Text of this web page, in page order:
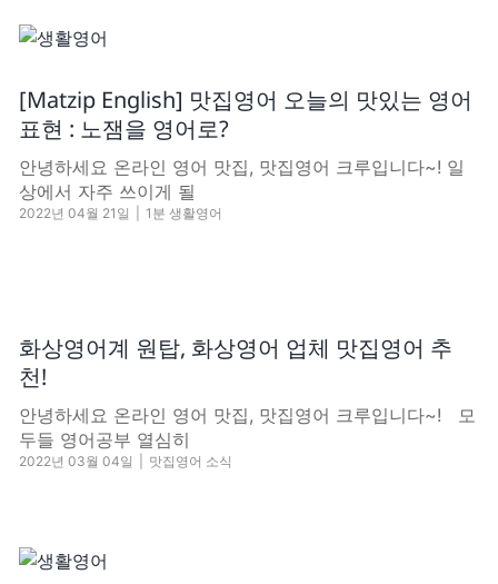
[Matzip English] 맛집영어 오늘의 맛있는 영어
표현 : 노잼을 영어로?
안녕하세요 온라인 영어 맛집, 맛집영어 크루입니다~! 일
상에서 자주 쓰이게 될
2022년 04월 21일 1분 생활영어
화상영어계 원탑, 화상영어 업체 맛집영어 추
천!
안녕하세요 온라인 영어 맛집, 맛집영어 크루입니다~! 모
두들 영어공부 열심히
2022년 03월 04일 맛집영어 소식